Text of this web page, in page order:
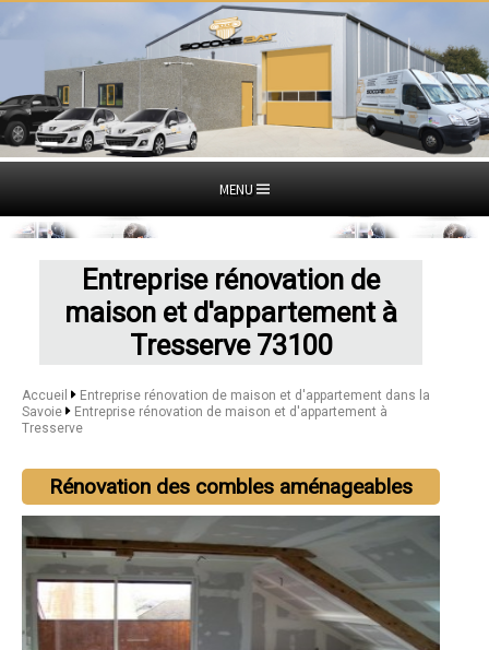
MENU
Entreprise rénovation de
maison et d'appartement à
Tresserve 73100
Accueil
Entreprise rénovation de maison et d'appartement dans la
Savoie
Entreprise rénovation de maison et d'appartement à
Tresserve
Rénovation des combles aménageables